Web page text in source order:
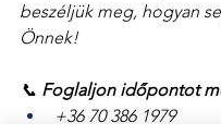
beszéljük meg, hogyan
Önnek!
📞 Foglaljon időpontot
+36 70 386 1979